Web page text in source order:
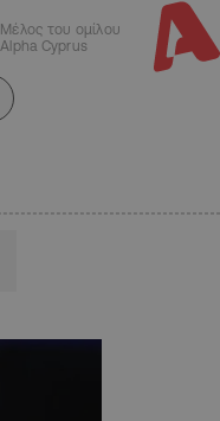
Μέλος του ομίλου
Alpha Cyprus